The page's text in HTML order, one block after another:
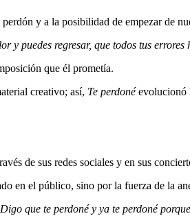
y a la posibilidad de empezar de
y puedes regresar, que todos tus
que él prometía.
creativo; así, Te perdonéevolucionó
de sus redes sociales y en sus
en el público, sino por la fuerza de la
que te perdoné y ya te perdoné